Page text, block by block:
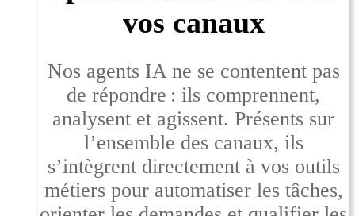
vos canaux
Nos agents IA ne se contentent pas
de répondre : ils comprennent,
analysent et agissent. Présents sur
l’ensemble des canaux, ils
s’intègrent directement à vos outils
métiers pour automatiser les tâches,